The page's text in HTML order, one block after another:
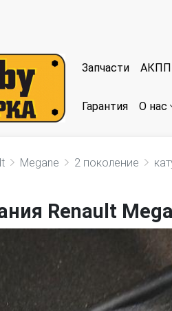
Запчасти АКПП
Гарантия О нас
Megane 2 поколение
Renault